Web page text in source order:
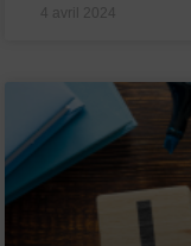
4 avril 2024